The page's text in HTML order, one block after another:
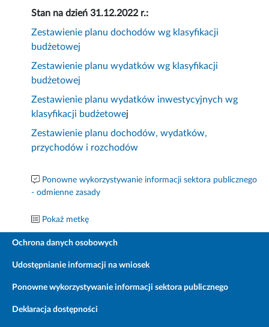
Stan na dzień 31.12.2022 r.:
Zestawienie planu dochodów wg klasyfikacji
budżetowej
Zestawienie planu wydatków wg klasyfikacji
budżetowej
Zestawienie planu wydatków inwestycyjnych wg
klasyfikacji budżetowej
Zestawienie planu dochodów, wydatków,
przychodów i rozchodów
Ponowne wykorzystywanie informacji sektora publicznego
- odmienne zasady
Pokaż metkę
Ochrona danych osobowych
Udostępnianie informacji na wniosek
Ponowne wykorzystywanie informacji sektora publicznego
Deklaracja dostępności